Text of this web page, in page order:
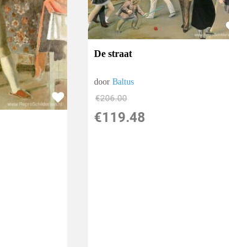
De straat
doorBaltus
€206.00
€119.48